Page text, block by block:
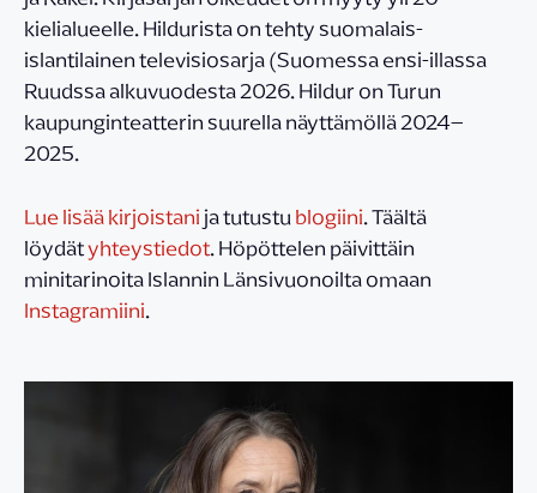
kielialueelle. Hildurista on tehty suomalais-
islantilainen televisiosarja (Suomessa ensi-illassa
Ruudssa alkuvuodesta 2026. Hildur on Turun
kaupunginteatterin suurella näyttämöllä 2024–
2025.
Lue lisää kirjoistanija tutustublogiini. Täältä
löydätyhteystiedot. Höpöttelen päivittäin
minitarinoita Islannin Länsivuonoilta omaan
Instagramiini.